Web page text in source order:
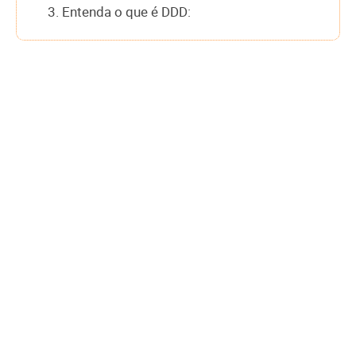
3. Entenda o que é DDD: